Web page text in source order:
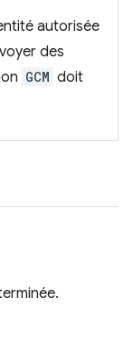
autorisée
des
GCM doit